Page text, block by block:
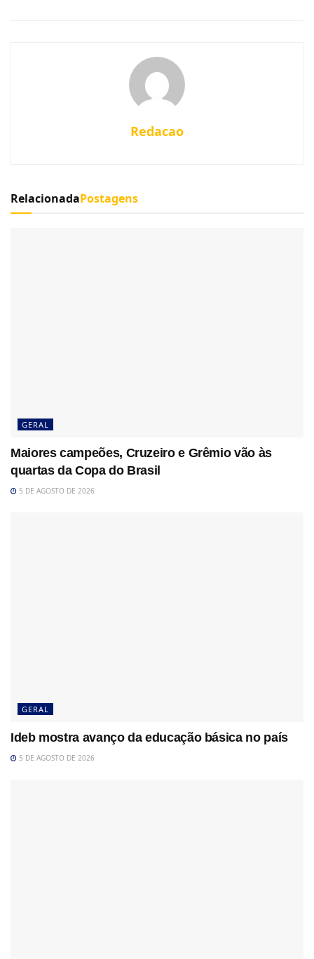
Redacao
RelacionadaPostagens
GERAL
Maiores campeões, Cruzeiro e Grêmio vão às
quartas da Copa do Brasil
5 DE AGOSTO DE 2026
GERAL
Ideb mostra avanço da educação básica no país
5 DE AGOSTO DE 2026